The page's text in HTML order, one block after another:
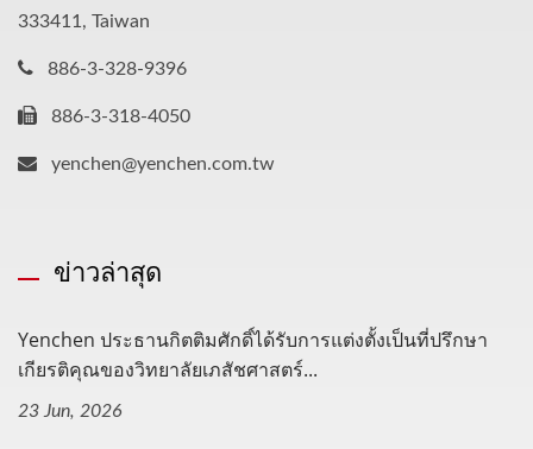
333411, Taiwan
886-3-328-9396
886-3-318-4050
yenchen@yenchen.com.tw
ข่าวล่าสุด
Yenchen ประธานกิตติมศักดิ์ได้รับการแต่งตั้งเป็นที่ปรึกษา
เกียรติคุณของวิทยาลัยเภสัชศาสตร์...
23 Jun, 2026